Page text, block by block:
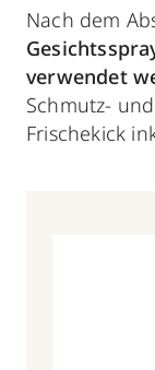
Nach dem
verwendet
Schmutz-
Frischekick